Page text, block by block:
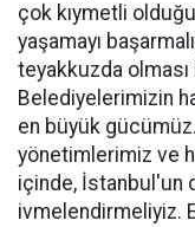
çok kıymetli
yaşamayı
teyakkuzda
Belediyelerimizin
en büyük
yönetimlerimiz ve
içinde, İstanbul'un
ivmelendirmeliyiz.